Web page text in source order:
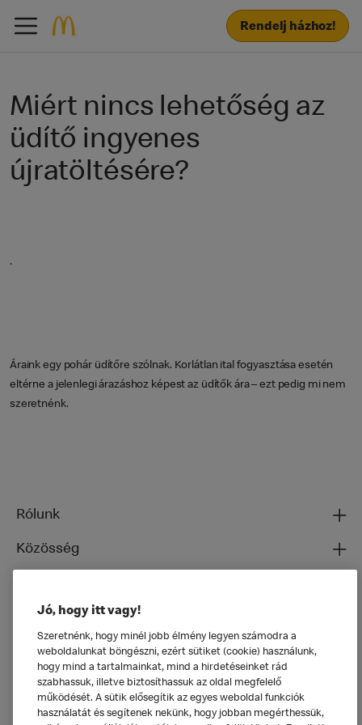
Rendelj házhoz!
Miért nincs lehetőség az
üdítő ingyenes
újratöltésére?
.
Áraink egy pohár üdítőre szólnak. Korlátlan ital fogyasztása esetén
eltérne a jelenlegi árazáshoz képest az üdítők ára – ezt pedig mi nem
szeretnénk.
Rólunk
Közösség
Általános
Jó, hogy itt vagy!
Szeretnénk, hogy minél jobb élmény legyen számodra a
weboldalunkat böngészni, ezért sütiket (cookie) használunk,
hogy mind a tartalmainkat, mind a hirdetéseinket rád
szabhassuk, illetve biztosíthassuk az oldal megfelelő
működését. A sütik elősegítik az egyes weboldal funkciók
használatát és segítenek nekünk, hogy jobban megérthessük,